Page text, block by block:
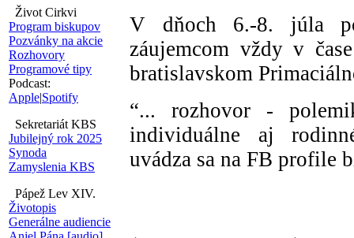
Život Cirkvi
Program biskupov
Pozvánky na akcie
Rozhovory
Programové tipy
Podcast:
Apple|Spotify
Sekretariát KBS
Jubilejný rok 2025
Synoda
Zamyslenia KBS
Pápež Lev XIV.
Životopis
Generálne audiencie
V dňoch 6.-8. júla
záujemcom vždy v
bratislavskom
“... rozhovor -
individuálne aj
uvádza sa na FB profile